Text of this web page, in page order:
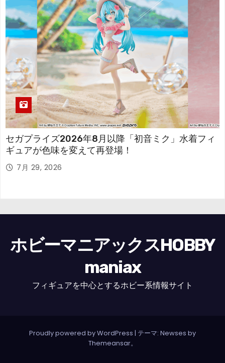
セガプライズ2026年8月以降「初音ミク」水着フィ
ギュアが色味を変えて再登場！
7月 29, 2026
ホビーマニアックスHOBBY
maniax
フィギュアを中心とするホビー系情報サイト
Proudly powered by WordPress | テーマ: Newses by
Themeansar。